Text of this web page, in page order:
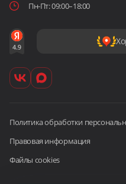
Пн-Пт: 09:00–18:00
Политика обработки
Правовая информация
Файлы cookies